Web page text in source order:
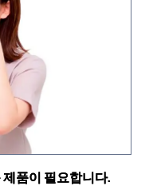
품이 필요합니다.